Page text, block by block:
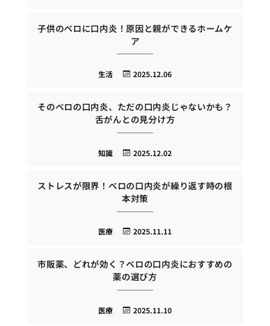
子供のベロに口内炎！原因と親ができるホームケ
ア
2025.12.06
生活
そのベロの口内炎、ただの口内炎じゃないかも？
舌がんとの見分け方
2025.12.02
知識
ストレスが限界！ベロの口内炎が繰り返す時の根
本対策
2025.11.11
医療
市販薬、どれが効く？ベロの口内炎におすすめの
薬の選び方
2025.11.10
医療